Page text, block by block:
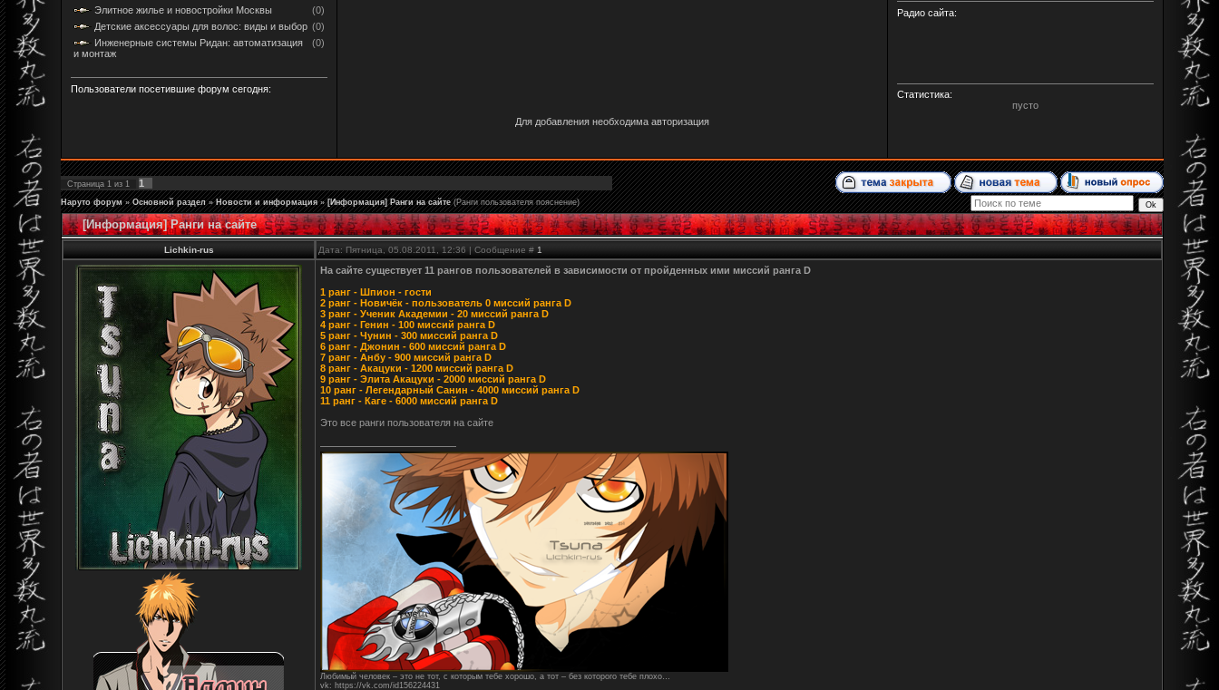
Элитное жилье и новостройки Москвы
(0)
Детские аксессуары для волос: виды и выбор (0)
Инженерные системы Ридан: автоматизация
и монтаж
(0)
Пользователи посетившие форум сегодня:
Для добавления необходима авторизация
Радио сайта:
Статистика:
пусто
Страница 1 из 1 1
Наруто форум » Основной раздел » Новости и информация » [Информация] Ранги на сайте (Ранги пользователя пояснение)
[Информация] Ранги на сайте
Lichkin-rus Дата: Пятница, 05.08.2011, 12:36 | Сообщение # 1
На сайте существует 11 рангов пользователей в зависимости от пройденных ими миссий ранга D
1 ранг - Шпион - гости
2 ранг - Новичёк - пользователь 0 миссий ранга D
3 ранг - Ученик Академии - 20 миссий ранга D
4 ранг - Генин - 100 миссий ранга D
5 ранг - Чунин - 300 миссий ранга D
6 ранг - Джонин - 600 миссий ранга D
7 ранг - Анбу - 900 миссий ранга D
8 ранг - Акацуки - 1200 миссий ранга D
9 ранг - Элита Акацуки - 2000 миссий ранга D
10 ранг - Легендарный Санин - 4000 миссий ранга D
11 ранг - Каге - 6000 миссий ранга D
Это все ранги пользователя на сайте
Любимый человек – это не тот, с которым тебе хорошо, а тот – без которого тебе плохо…
vk: https://vk.com/id156224431